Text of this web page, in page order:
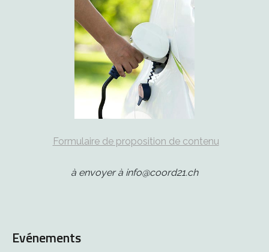
Formulaire de proposition de contenu
à envoyer à info@coord21.ch
Evénements